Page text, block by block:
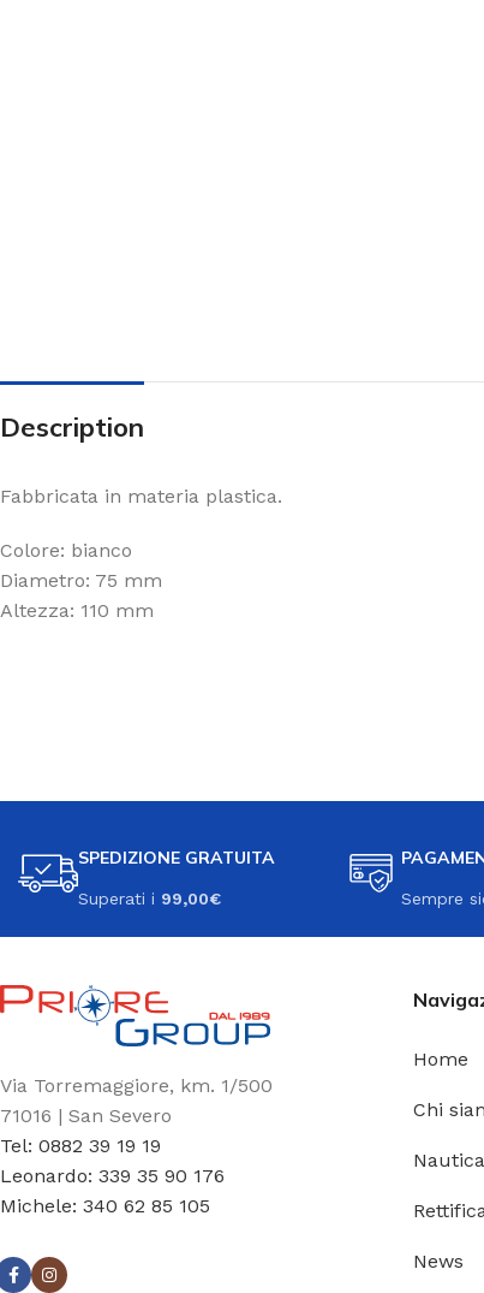
Description
Fabbricata in materia plastica.
Colore: bianco
Diametro: 75 mm
Altezza: 110 mm
SPEDIZIONE GRATUITA
Superati i 99,00€ Sempre
Via Torremaggiore, km. 1/500
71016 | San Severo
Tel: 0882 39 19 19
Leonardo: 339 35 90 176
Michele: 340 62 85 105
Home
Chi
Nautica
News